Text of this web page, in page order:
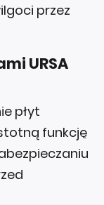
przez
URSA
płyt
funkcję